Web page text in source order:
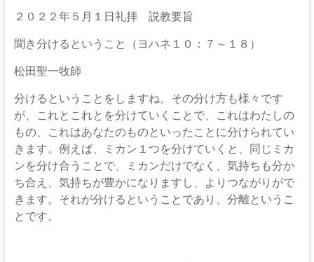
ト
教
団
伊
那
坂
下
教
２０２２年５月１日礼拝 説教要旨
聞き分けるということ（ヨハネ１０：７～１８）
松田聖一牧師
分けるということをしますね。その分け方も様々です
が、これとこれとを分けていくことで、これはわたしの
もの、これはあなたのものといったことに分けられてい
きます。例えば、ミカン１つを分けていくと、同じミカ
ンを分け合うことで、ミカンだけでなく、気持ちも分か
ち合え、気持ちが豊かになりますし、よりつながりがで
きます。それが分けるということであり、分離というこ
とです。